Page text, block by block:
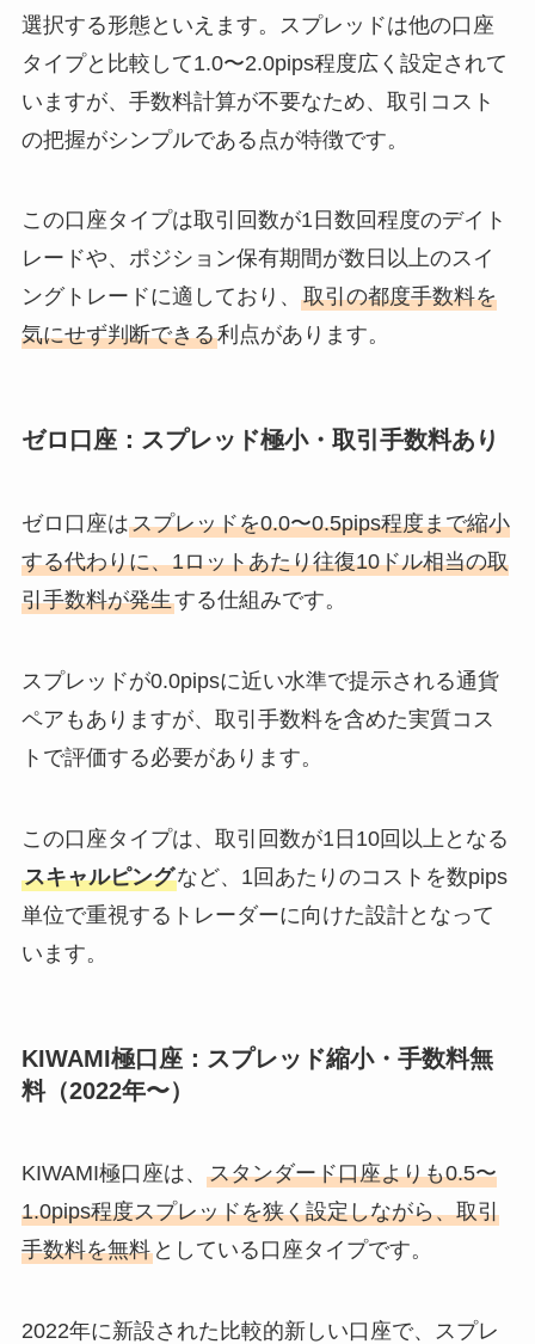
選択する形態といえます。スプレッドは他の口座
タイプと比較して1.0〜2.0pips程度広く設定されて
いますが、手数料計算が不要なため、取引コスト
の把握がシンプルである点が特徴です。
この口座タイプは取引回数が1日数回程度のデイト
レードや、ポジション保有期間が数日以上のスイ
ングトレードに適しており、 取引の都度手数料を
気にせず判断できる利点があります。
ゼロ口座：スプレッド極小・取引手数料あり
ゼロ口座はスプレッドを0.0〜0.5pips程度まで縮小
する代わりに、1ロットあたり往復10ドル相当の取
引手数料が発生する仕組みです。
スプレッドが0.0pipsに近い水準で提示される通貨
ペアもありますが、取引手数料を含めた実質コス
トで評価する必要があります。
この口座タイプは、取引回数が1日10回以上となる
スキャルピングなど、1回あたりのコストを数pips
単位で重視するトレーダーに向けた設計となって
います。
KIWAMI極口座：スプレッド縮小・手数料無
料（2022年〜）
KIWAMI極口座は、 スタンダード口座よりも0.5〜
1.0pips程度スプレッドを狭く設定しながら、取引
手数料を無料としている口座タイプです。
2022年に新設された比較的新しい口座で、スプレ